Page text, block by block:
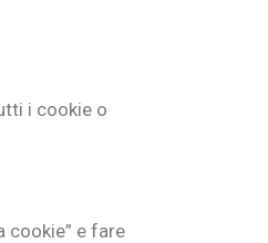
i cookie o
cookie” e fare